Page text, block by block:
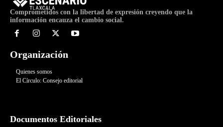
Comprometidos con la libertad de expresión creyendo que la
información encauza el cambio social.
Organización
Quienes somos
El Círculo: Consejo editorial
Documentos Editoriales